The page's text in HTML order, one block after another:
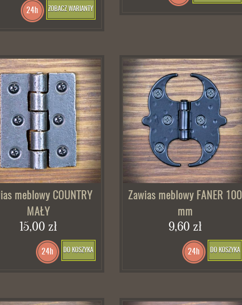
ZOBACZ WARIANTY
24h
meblowy COUNTRY
MAŁY
15,00 zł
DO KOSZYKA
24h
Zawias meblowy FANER 100
mm
9,60 zł
DO KOSZYKA
24h